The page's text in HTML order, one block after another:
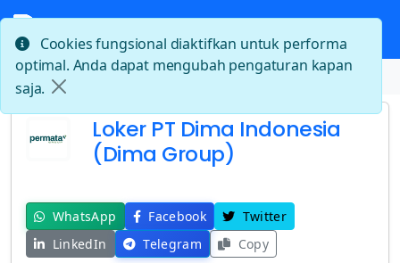
Beranda Loker PT Dima Indonesia (Dima Group)
Loker PT Dima Indonesia
(Dima Group)
WhatsApp Facebook
Twitter
LinkedIn
Telegram Copy
Cookies fungsional diaktifkan untuk performa
optimal. Anda dapat mengubah pengaturan kapan
saja.